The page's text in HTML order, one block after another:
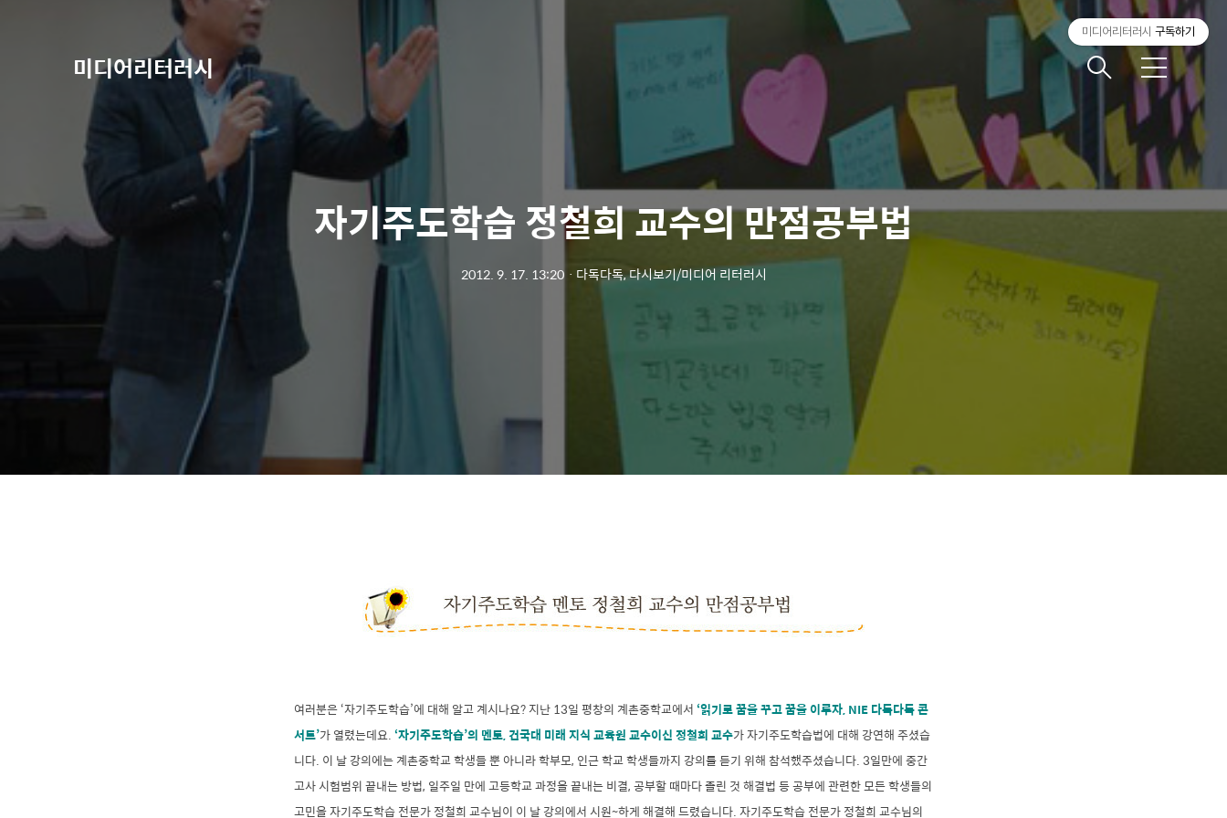
미디어리터러시 메
뉴
자기주도학습 정철희 교수의 만점공부법
2012. 9. 17. 13:20ㆍ 다독다독, 다시보기/미디어 리터러시
여러분은 ‘자기주도학습’에 대해 알고 계시나요? 지난 13일 평창의 계촌중학교에서‘읽기로 꿈을 꾸고 꿈을 이루자, NIE 다독다독 콘
서트’가 열렸는데요.‘자기주도학습’의 멘토, 건국대 미래 지식 교육원 교수이신 정철희 교수가 자기주도학습법에 대해 강연해 주셨습
니다. 이 날 강의에는 계촌중학교 학생들 뿐 아니라 학부모, 인근 학교 학생들까지 강의를 듣기 위해 참석했주셨습니다. 3일만에 중간
고사 시험범위 끝내는 방법, 일주일 만에 고등학교 과정을 끝내는 비결, 공부할 때마다 졸린 것 해결법 등 공부에 관련한 모든 학생들의
고민을자기주도학습 전문가 정철희 교수님이 이 날 강의에서 시원~하게 해결해 드렸습니다.자기주도학습 전문가 정철희 교수님의
미디어리터러시 구독하기